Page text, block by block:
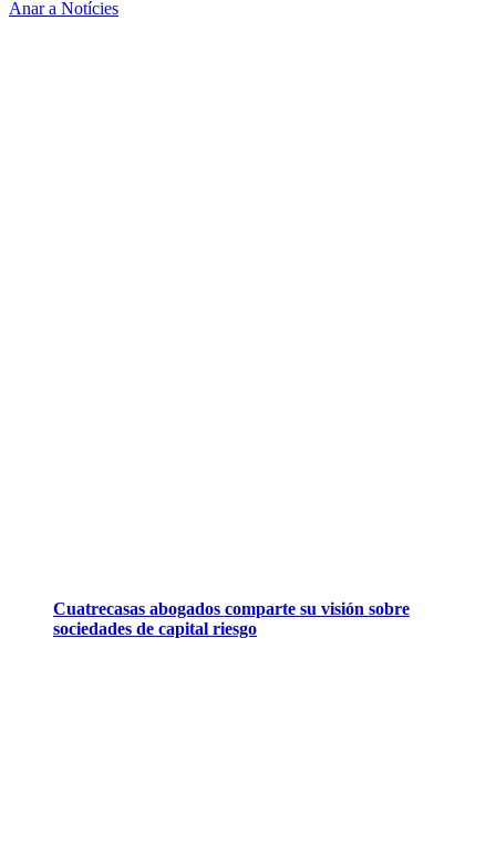
Anar a Notícies
Cuatrecasas abogados comparte su visión sobre
sociedades de capital riesgo